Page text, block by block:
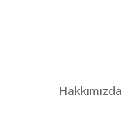
Hakkımızda